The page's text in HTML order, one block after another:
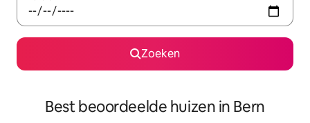
Zoeken
Best beoordeelde huizen in Bern